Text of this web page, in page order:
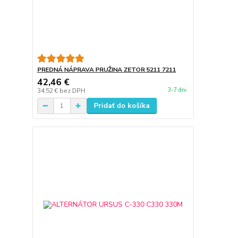
PREDNÁ NÁPRAVA PRUŽINA ZETOR 5211 7211
42,46 €
34,52 € bez DPH 3-7 dni
Pridať do košíka